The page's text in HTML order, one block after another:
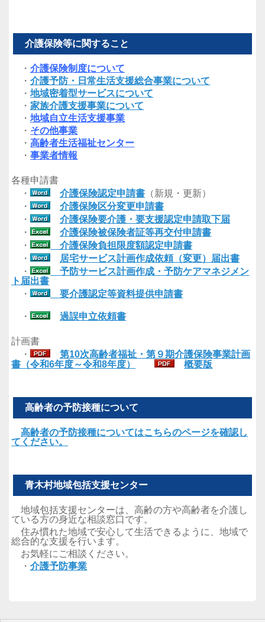
介護保険等に関すること
・介護保険制度について
・介護予防・日常生活支援総合事業について
・地域密着型サービスについて
・家族介護支援事業について
・地域自立生活支援事業
・ その他事業
・高齢者生活福祉センター
・事業者情報
各種申請書
・
介護保険認定申請書 （新規・更新）
・
介護保険区分変更申請書
・
介護保険要介護・要支援認定申請取下届
・
介護保険被保険者証等再交付申請書
・
介護保険負担限度額認定申請書
・
居宅サービス計画作成依頼（変更）届出書
・
予防サービス計画作成・予防ケアマネジメン
ト届出書
・
要介護認定等資料提供申請書
・ 過誤申立依頼書
計画書
・
第10次高齢者福祉・第９期介護保険事業計画
書（令和6年度～令和8年度）
概要版
高齢者の予防接種について
高齢者の予防接種についてはこちらのページを確認し
てください。
青木村地域包括支援センター
地域包括支援センターは、高齢の方や高齢者を介護し
ている方の身近な相談窓口です。
住み慣れた地域で安心して生活できるように、地域で
総合的な支援を行います。
お気軽にご相談ください。
・介護予防事業